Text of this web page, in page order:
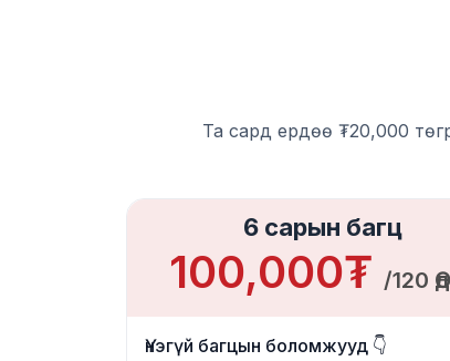
Та сард ердөө ₮20,000
6 сарын багц
100,000₮ /120
Үнэгүй багцын боломжууд 👇